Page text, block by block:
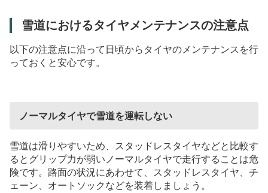
雪道におけるタイヤメンテナンスの注意点
以下の注意点に沿って日頃からタイヤのメンテナンスを行
っておくと安心です。
ノーマルタイヤで雪道を運転しない
雪道は滑りやすいため、スタッドレスタイヤなどと比較す
るとグリップ力が弱いノーマルタイヤで走行することは危
険です。路面の状況にあわせて、スタッドレスタイヤ、チ
ェーン、オートソックなどを装着しましょう。